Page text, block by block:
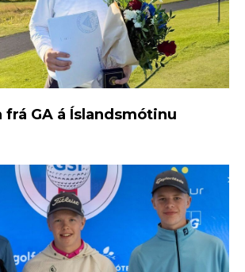
GA á Íslandsmótinu